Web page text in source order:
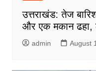
उत्तराखंड: तेज
और एक मकान ढहा,
admin August